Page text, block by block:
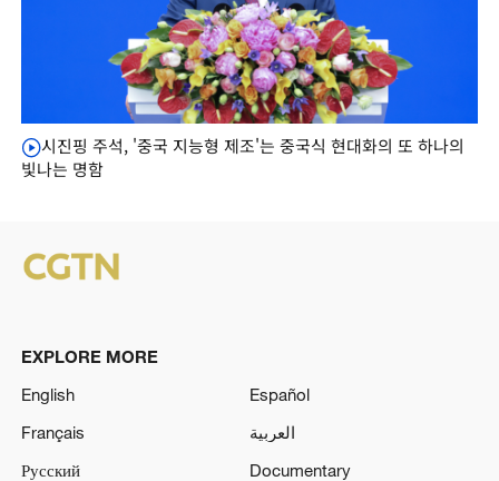
시진핑 주석, '중국 지능형 제조'는 중국식 현대화의 또 하나의
빛나는 명함
EXPLORE MORE
English
Español
Français
العربية
Русский
Documentary